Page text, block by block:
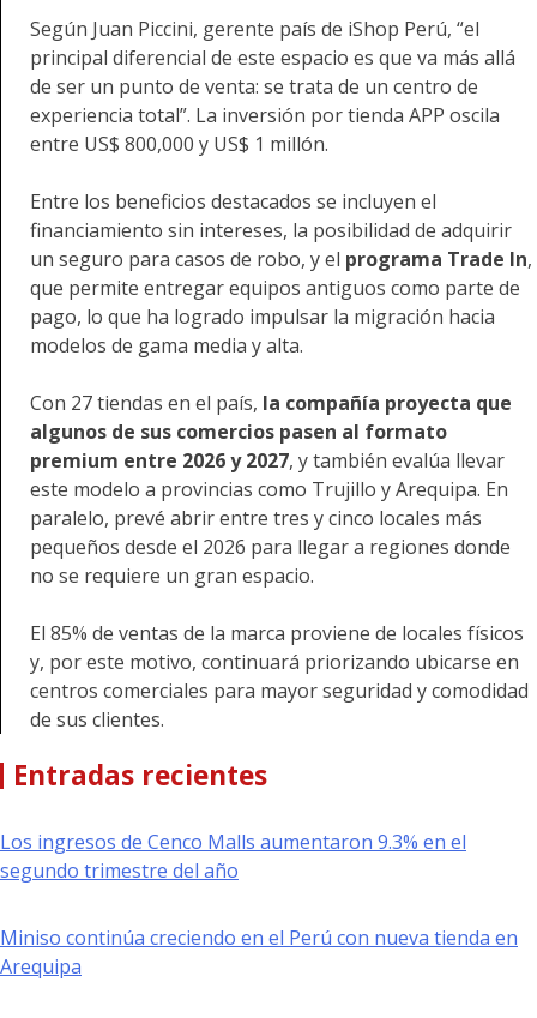
Según Juan Piccini, gerente país de iShop Perú, “el
principal diferencial de este espacio es que va más allá
de ser un punto de venta: se trata de un centro de
experiencia total”. La inversión por tienda APP oscila
entre US$ 800,000 y US$ 1 millón.
Entre los beneficios destacados se incluyen el
financiamiento sin intereses, la posibilidad de adquirir
un seguro para casos de robo, y el programa Trade In,
que permite entregar equipos antiguos como parte de
pago, lo que ha logrado impulsar la migración hacia
modelos de gama media y alta.
Con 27 tiendas en el país, la compañía proyecta que
algunos de sus comercios pasen al formato
premium entre 2026 y 2027, y también evalúa llevar
este modelo a provincias como Trujillo y Arequipa. En
paralelo, prevé abrir entre tres y cinco locales más
pequeños desde el 2026 para llegar a regiones donde
no se requiere un gran espacio.
El 85% de ventas de la marca proviene de locales físicos
y, por este motivo, continuará priorizando ubicarse en
centros comerciales para mayor seguridad y comodidad
de sus clientes.
Entradas recientes
Los ingresos de Cenco Malls aumentaron 9.3% en el
segundo trimestre del año
Miniso continúa creciendo en el Perú con nueva tienda en
Arequipa